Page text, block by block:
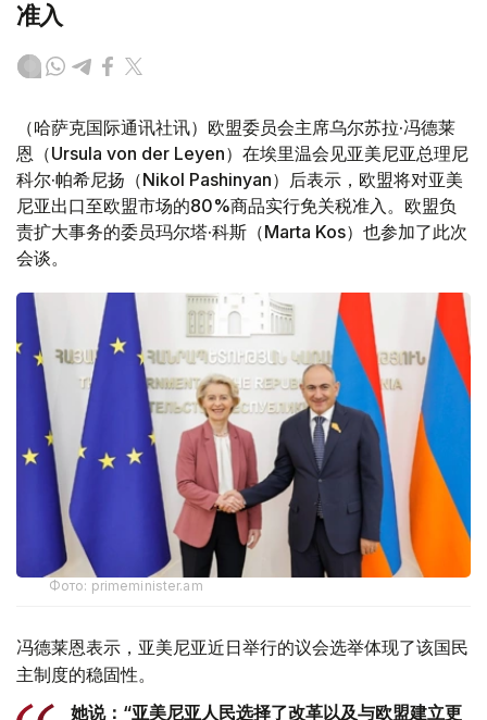
准入
（哈萨克国际通讯社讯）欧盟委员会主席乌尔苏拉·冯德莱
恩（Ursula von der Leyen）在埃里温会见亚美尼亚总理尼
科尔·帕希尼扬（Nikol Pashinyan）后表示，欧盟将对亚美
尼亚出口至欧盟市场的80%商品实行免关税准入。欧盟负
责扩大事务的委员玛尔塔·科斯（Marta Kos）也参加了此次
会谈。
Фото: primeminister.am
冯德莱恩表示，亚美尼亚近日举行的议会选举体现了该国民
主制度的稳固性。
她说：“亚美尼亚人民选择了改革以及与欧盟建立更